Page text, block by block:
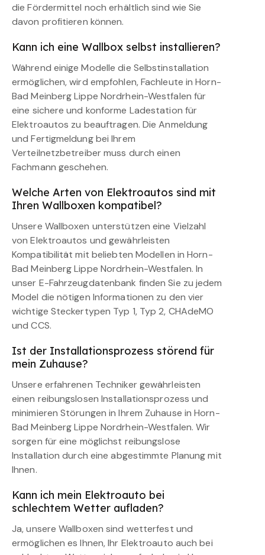
die Fördermittel noch erhältlich sind wie Sie
davon profitieren können.
Kann ich eine Wallbox selbst installieren?
Während einige Modelle die Selbstinstallation
ermöglichen, wird empfohlen, Fachleute in Horn-
Bad Meinberg Lippe Nordrhein-Westfalen für
eine sichere und konforme Ladestation für
Elektroautos zu beauftragen. Die Anmeldung
und Fertigmeldung bei Ihrem
Verteilnetzbetreiber muss durch einen
Fachmann geschehen.
Welche Arten von Elektroautos sind mit
Ihren Wallboxen kompatibel?
Unsere Wallboxen unterstützen eine Vielzahl
von Elektroautos und gewährleisten
Kompatibilität mit beliebten Modellen in Horn-
Bad Meinberg Lippe Nordrhein-Westfalen. In
unser E-Fahrzeugdatenbank finden Sie zu jedem
Model die nötigen Informationen zu den vier
wichtige Steckertypen Typ 1, Typ 2, CHAdeMO
und CCS.
Ist der Installationsprozess störend für
mein Zuhause?
Unsere erfahrenen Techniker gewährleisten
einen reibungslosen Installationsprozess und
minimieren Störungen in Ihrem Zuhause in Horn-
Bad Meinberg Lippe Nordrhein-Westfalen. Wir
sorgen für eine möglichst reibungslose
Installation durch eine abgestimmte Planung mit
Ihnen.
Kann ich mein Elektroauto bei
schlechtem Wetter aufladen?
Ja, unsere Wallboxen sind wetterfest und
ermöglichen es Ihnen, Ihr Elektroauto auch bei